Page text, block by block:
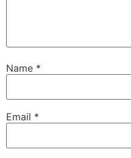
Name *
Email *